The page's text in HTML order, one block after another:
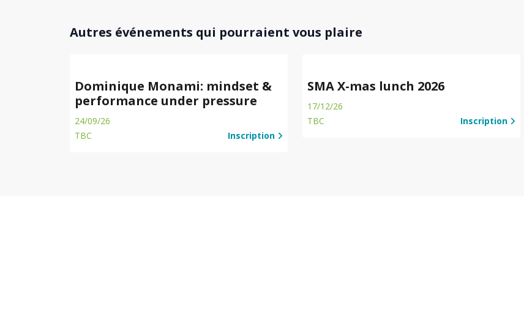
Autres événements qui pourraient vous plaire
Dominique Monami: mindset &
performance under pressure
24/09/26
TBC
Inscription
SMA X-mas lunch 2026
17/12/26
TBC
Inscription